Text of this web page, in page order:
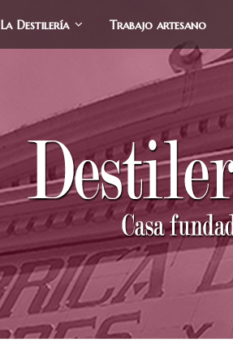
La Destilería Trabajo artesano